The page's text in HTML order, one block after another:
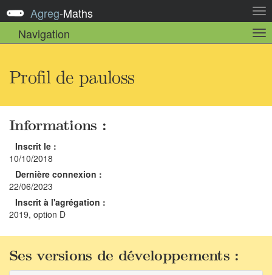
la
Agreg-Maths
Navigation
la
Profil de pauloss
Informations :
Inscrit le :
10/10/2018
Dernière connexion :
22/06/2023
Inscrit à l'agrégation :
2019, option D
Ses versions de développements :